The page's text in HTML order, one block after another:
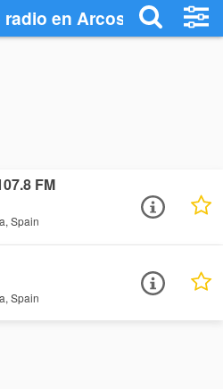
en Arcos de la
FM
Spain
Spain